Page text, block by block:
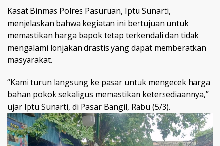
Kasat Binmas Polres Pasuruan, Iptu Sunarti,
menjelaskan bahwa kegiatan ini bertujuan untuk
memastikan harga bapok tetap terkendali dan tidak
mengalami lonjakan drastis yang dapat memberatkan
masyarakat.
“Kami turun langsung ke pasar untuk mengecek harga
bahan pokok sekaligus memastikan ketersediaannya,”
ujar Iptu Sunarti, di Pasar Bangil, Rabu (5/3).